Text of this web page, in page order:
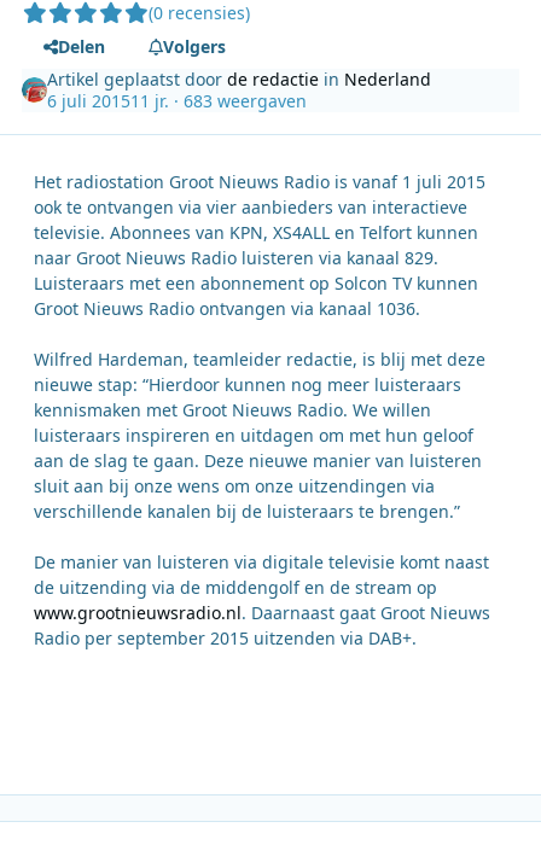
(0 recensies)
Delen
Volgers
Artikel geplaatst doorde redactie in Nederland
6 juli 201511 jr. · 683 weergaven
Het radiostation Groot Nieuws Radio is vanaf 1 juli 2015
ook te ontvangen via vier aanbieders van interactieve
televisie. Abonnees van KPN, XS4ALL en Telfort kunnen
naar Groot Nieuws Radio luisteren via kanaal 829.
Luisteraars met een abonnement op Solcon TV kunnen
Groot Nieuws Radio ontvangen via kanaal 1036.
Wilfred Hardeman, teamleider redactie, is blij met deze
nieuwe stap: “Hierdoor kunnen nog meer luisteraars
kennismaken met Groot Nieuws Radio. We willen
luisteraars inspireren en uitdagen om met hun geloof
aan de slag te gaan. Deze nieuwe manier van luisteren
sluit aan bij onze wens om onze uitzendingen via
verschillende kanalen bij de luisteraars te brengen.”
De manier van luisteren via digitale televisie komt naast
de uitzending via de middengolf en de stream op
www.grootnieuwsradio.nl. Daarnaast gaat Groot Nieuws
Radio per september 2015 uitzenden via DAB+.